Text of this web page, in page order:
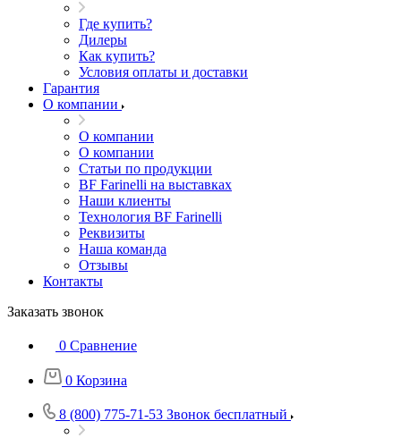
Где купить?
Дилеры
Как купить?
Условия оплаты и доставки
Гарантия
О компании
О компании
О компании
Статьи по продукции
BF Farinelli на выставках
Наши клиенты
Технология BF Farinelli
Реквизиты
Наша команда
Отзывы
Контакты
Заказать звонок
0 Сравнение
0 Корзина
8 (800) 775-71-53 Звонок бесплатный